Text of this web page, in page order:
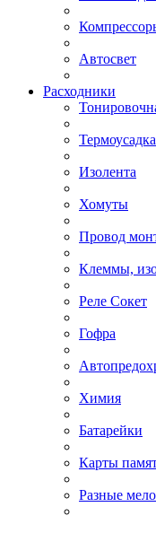
Автосвет
Расходники
Термоусадка
Изолента
Хомуты
Провод
Клеммы,
Реле Сокет
Гофра
Химия
Батарейки
Карты
Разные